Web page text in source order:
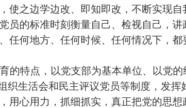
使之边学边改、即知即改，不断实现
员的标准时刻衡量自己、检视自己，讲
任何地方、任何时候、任何情况下，
的特点，以党支部为基本单位、以党
织生活会和民主评议党员等制度，发
用心用力，抓细抓实，真正把党的思想